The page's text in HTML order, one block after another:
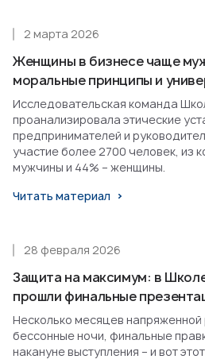
Женщины в бизнесе чаще
моральные принципы и
2 марта 2026
Исследовательская команда
проанализировала этические
предпринимателей и
участие более 2700 человек, из
мужчины и 44% – женщины.
Читать материал
Защита на максимум: в
прошли финальные
28 февраля 2026
Несколько месяцев напряженной
бессонные ночи, финальные
накануне выступления – и вот